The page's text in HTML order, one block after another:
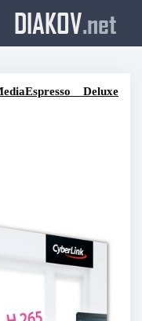
DIAKOV.net
Deluxe